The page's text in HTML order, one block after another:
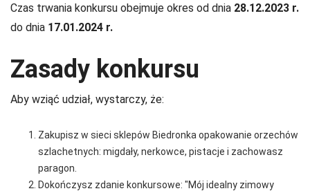
Czas trwania konkursu obejmuje okres od dnia 28.12.2023 r.
do dnia 17.01.2024 r.
Zasady konkursu
Aby wziąć udział, wystarczy, że:
Zakupisz w sieci sklepów Biedronka opakowanie orzechów
szlachetnych: migdały, nerkowce, pistacje i zachowasz
paragon.
Dokończysz zdanie konkursowe: "Mój idealny zimowy